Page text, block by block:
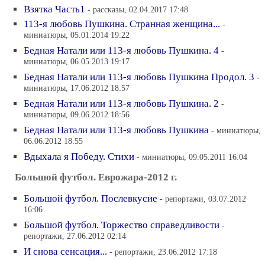
Взятка Часть1 - рассказы, 02.04.2017 17:48
113-я любовь Пушкина. Странная женщина... -
миниатюры, 05.01.2014 19:22
Бедная Натали или 113-я любовь Пушкина. 4 -
миниатюры, 06.05.2013 19:17
Бедная Натали или 113-я любовь Пушкина Продол. 3 -
миниатюры, 17.06.2012 18:57
Бедная Натали или 113-я любовь Пушкина. 2 -
миниатюры, 09.06.2012 18:56
Бедная Натали или 113-я любовь Пушкина - миниатюры,
06.06.2012 18:55
Вдыхала я Победу. Стихи - миниатюры, 09.05.2011 16:04
Большой футбол. Еврожара-2012 г.
Большой футбол. Послевкусие - репортажи, 03.07.2012
16:06
Большой футбол. Торжество справедливости -
репортажи, 27.06.2012 02:14
И снова сенсация... - репортажи, 23.06.2012 17:18